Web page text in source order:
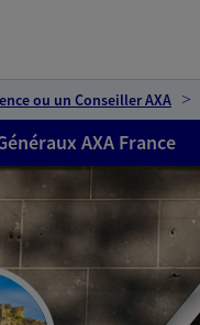
ou un Conseiller AXA
AXA France